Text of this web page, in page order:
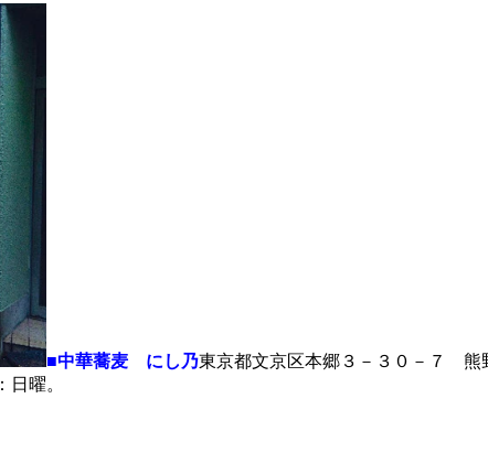
■中華蕎麦 にし乃東京都文京区本郷３－３０－７
曜。